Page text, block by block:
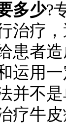
多少?
治疗
患者
运用
并不
疗牛